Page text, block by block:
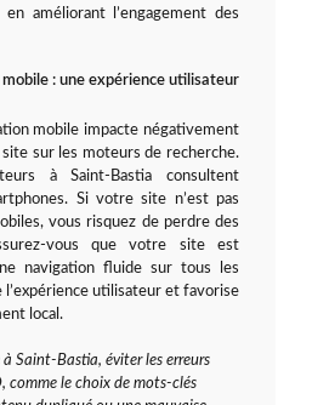
améliorant l’engagement des
: une expérience utilisateur
mobile impacte négativement
sur les moteurs de recherche.
à Saint-Bastia consultent
Si votre site n’est pas
vous risquez de perdre des
vous que votre site est
navigation fluide sur tous les
l’expérience utilisateur et favorise
local.
à Saint-Bastia, éviter les erreurs
comme le choix de mots-clés